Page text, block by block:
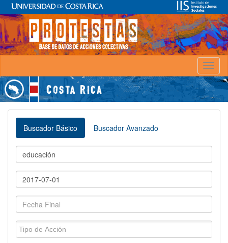
Buscador Básico Buscador Avanzado